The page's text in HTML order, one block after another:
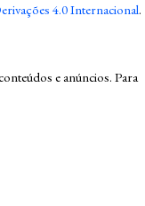
4.0 Internacional.
e anúncios. Para